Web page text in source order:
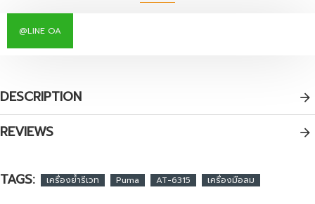
DESCRIPTION
REVIEWS
@LINE OA
TAGS: เครื่องย้ำรีเวท Puma AT-6315 เครื่องมือลม